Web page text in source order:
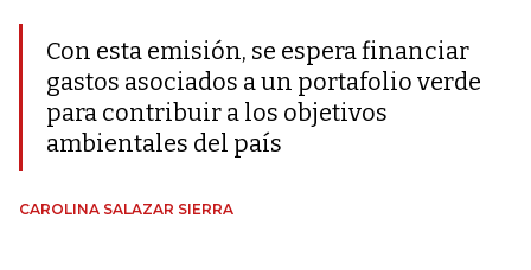
Con esta emisión, se espera financiar
gastos asociados a un portafolio verde
para contribuir a los objetivos
ambientales del país
CAROLINA SALAZAR SIERRA